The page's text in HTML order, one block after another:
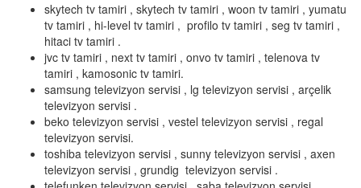
skytech tv tamiri , skytech tv tamiri , woon tv tamiri , yumatu
tv tamiri , hi-level tv tamiri , profilo tv tamiri , seg tv tamiri ,
hitaci tv tamiri .
jvc tv tamiri , next tv tamiri , onvo tv tamiri , telenova tv
tamiri , kamosonic tv tamiri.
samsung televizyon servisi , lg televizyon servisi , arçelik
televizyon servisi .
beko televizyon servisi , vestel televizyon servisi , regal
televizyon servisi.
toshiba televizyon servisi , sunny televizyon servisi , axen
televizyon servisi , grundig televizyon servisi .